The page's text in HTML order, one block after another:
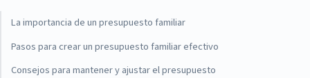
La importancia de un presupuesto familiar
Pasos para crear un presupuesto familiar efectivo
Consejos para mantener y ajustar el presupuesto